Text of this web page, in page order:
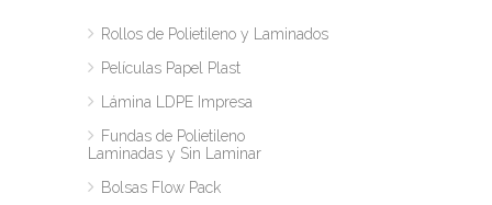
Rollos de Polietileno y Laminados
Películas Papel Plast
Lámina LDPE Impresa
Fundas de Polietileno
Laminadas y Sin Laminar
Bolsas Flow Pack